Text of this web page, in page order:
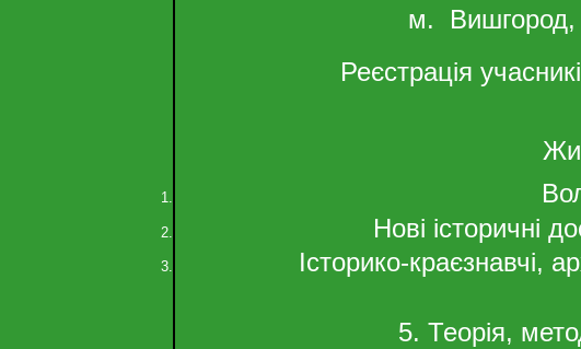
м. Вишгород,
Реєстрація
Нові історичні
Історико-краєзнавчі,
5. Теорія,